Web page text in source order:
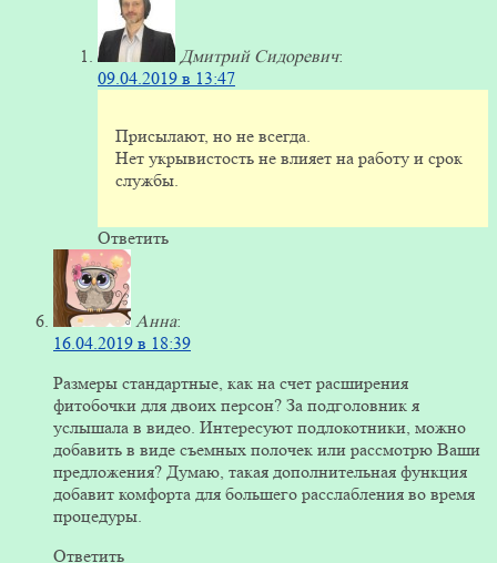
Дмитрий Сидоревич:
09.04.2019 в 13:47
Присылают, но не всегда.
Нет укрывистость не влияет на работу и срок
службы.
Ответить
Анна:
16.04.2019 в 18:39
Размеры стандартные, как на счет расширения
фитобочки для двоих персон? За подголовник я
услышала в видео. Интересуют подлокотники, можно
добавить в виде съемных полочек или рассмотрю Ваши
предложения? Думаю, такая дополнительная функция
добавит комфорта для большего расслабления во время
процедуры.
Ответить